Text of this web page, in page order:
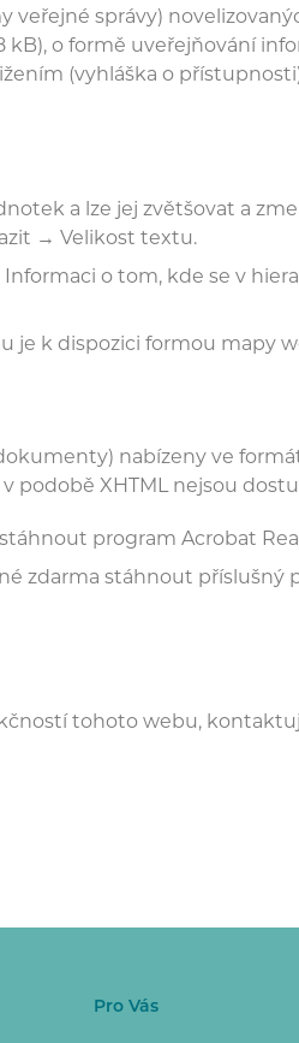
veřejné správy)
kB), o formě uveřejňování
(vyhláška o
a lze jej zvětšovat a
→ Velikost textu.
o tom, kde se v
je k dispozici formou mapy
nabízeny ve
podobě XHTML nejsou
program Acrobat
zdarma stáhnout příslušný
tohoto webu,
Pro Vás